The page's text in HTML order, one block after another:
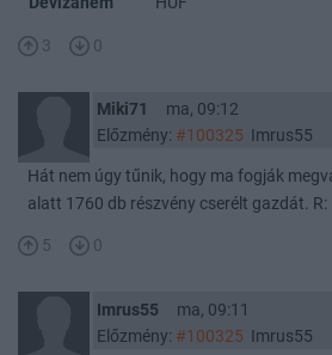
3 0
Miki71
ma, 09:12
Előzmény: #100325 Imrus55
Hát nem úgy tűnik, hogy ma fogják
alatt 1760 db részvény cserélt gazdát. R:
5 0
Imrus55
ma, 09:11
Előzmény: #100325 Imrus55